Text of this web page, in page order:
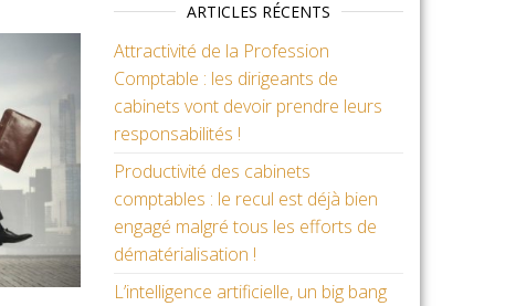
ARTICLES RÉCENTS
Attractivité de la Profession
Comptable : les dirigeants de
cabinets vont devoir prendre leurs
responsabilités !
Productivité des cabinets
comptables : le recul est déjà bien
engagé malgré tous les efforts de
dématérialisation !
L’intelligence artificielle, un big bang